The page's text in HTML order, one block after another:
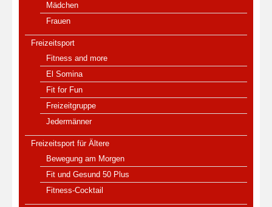
Mädchen
Frauen
Freizeitsport
Fitness and more
El Somina
Fit for Fun
Freizeitgruppe
Jedermänner
Freizeitsport für Ältere
Bewegung am Morgen
Fit und Gesund 50 Plus
Fitness-Cocktail